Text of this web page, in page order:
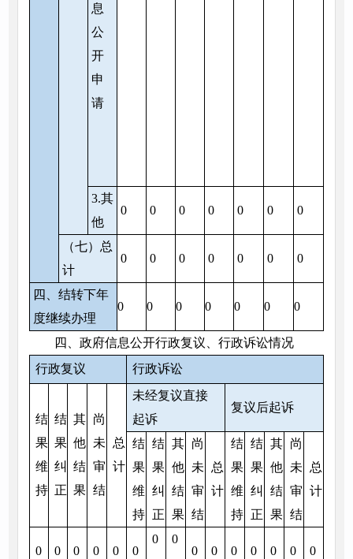
息
公
开
申
请
3.其
他
0 0 0 0 0 0 0
（七）总
计
0 0 0 0 0 0 0
四、结转下年
度继续办理
0 0 0 0 0 0 0
四、政府信息公开行政复议、行政诉讼情况
行政复议
行政诉讼
结
果
维
持
结
果
纠
正
其
他
结
果
尚
未
审
结
总
计
未经复议直接
起诉
复议后起诉
结
果
维
持
结
果
纠
正
其
他
结
果
尚
未
审
结
总
计
结
果
维
持
结
果
纠
正
其
他
结
果
尚
未
审
结
总
计
0 0 0 0 0 0
0
0
0
0 0 0 0 0 0